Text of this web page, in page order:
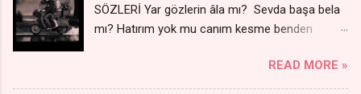
SÖZLERİ Yar gözlerin âla mı? Sevda başa bela
mı? Hatırım yok mu canım kesme benden
dünyayı durdururum Ben sana yoldaş olurum
kurban olurum.. - Sen gülümse bi yol bulurum
READ MORE »